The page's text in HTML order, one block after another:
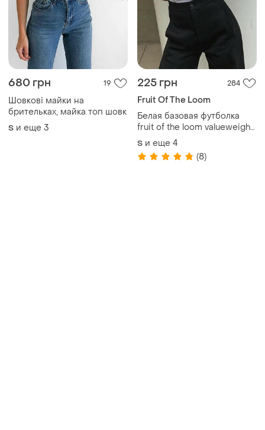
680 грн 19
Шовкові майки на
брительках, майка топ шовк
S и еще 3
225 грн 284
Fruit Of The Loom
Белая базовая футболка
fruit of the loom valueweight
унисекс оверсайз
S и еще 4
(8)